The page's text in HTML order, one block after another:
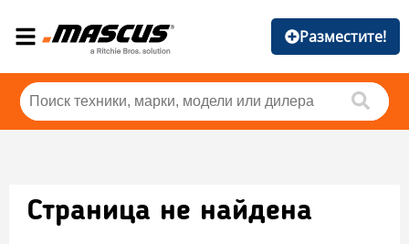
Разместите!
Страница не найдена